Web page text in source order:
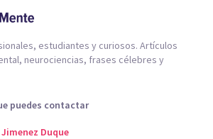
estudiantes y curiosos. Artículos
neurociencias, frases célebres y
puedes contactar
Duque